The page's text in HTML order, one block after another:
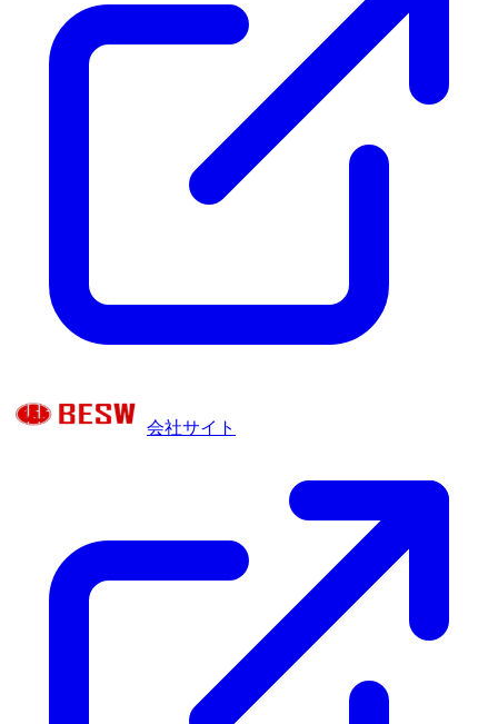
会社サイト